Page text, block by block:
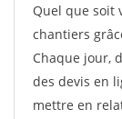
Quel que soit
chantiers
Chaque jour,
des devis en
mettre en